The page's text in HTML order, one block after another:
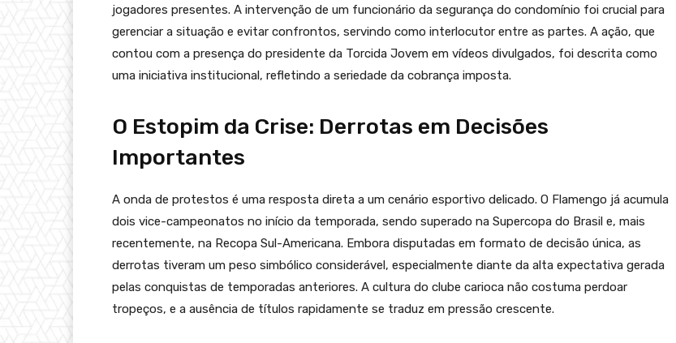
jogadores presentes. A intervenção de um funcionário da segurança do condomínio foi crucial para
gerenciar a situação e evitar confrontos, servindo como interlocutor entre as partes. A ação, que
contou com a presença do presidente da Torcida Jovem em vídeos divulgados, foi descrita como
uma iniciativa institucional, refletindo a seriedade da cobrança imposta.
O Estopim da Crise: Derrotas em Decisões
Importantes
A onda de protestos é uma resposta direta a um cenário esportivo delicado. O Flamengo já acumula
dois vice-campeonatos no início da temporada, sendo superado na Supercopa do Brasil e, mais
recentemente, na Recopa Sul-Americana. Embora disputadas em formato de decisão única, as
derrotas tiveram um peso simbólico considerável, especialmente diante da alta expectativa gerada
pelas conquistas de temporadas anteriores. A cultura do clube carioca não costuma perdoar
tropeços, e a ausência de títulos rapidamente se traduz em pressão crescente.